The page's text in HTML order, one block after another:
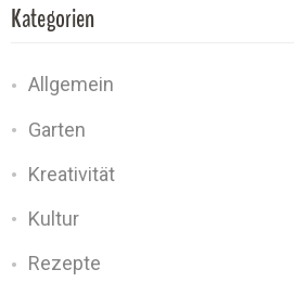
Kategorien
Allgemein
Garten
Kreativität
Kultur
Rezepte